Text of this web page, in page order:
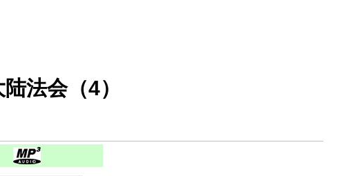
法会（4）